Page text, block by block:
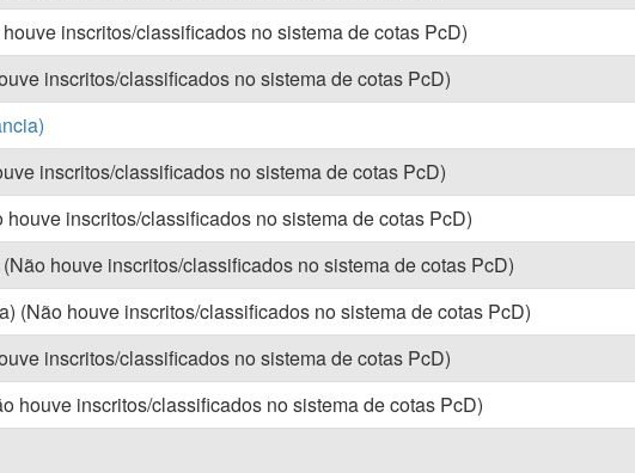
inscritos/classificados no sistema de cotas PcD)
inscritos/classificados no sistema de cotas PcD)
inscritos/classificados no sistema de cotas PcD)
inscritos/classificados no sistema de cotas PcD)
houve inscritos/classificados no sistema de cotas PcD)
(Não houve inscritos/classificados no sistema de cotas PcD)
inscritos/classificados no sistema de cotas PcD)
houve inscritos/classificados no sistema de cotas PcD)